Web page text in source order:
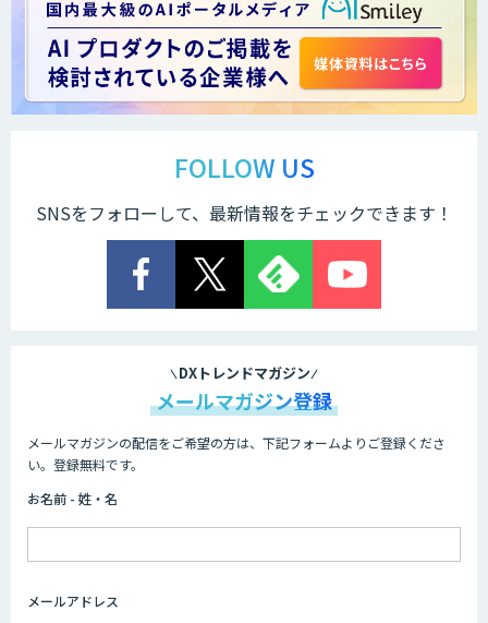
ローカル対応文書管理AIシステム
Galaxy-Eye Episode
図面検索AI
手書き・数式完全対応！超高精度”GenAI
画像解析・デジタルツイン領域のAI開発
FOLLOW US
SNSをフォローして、最新情報をチェックできます！
DXトレンドマガジン
メールマガジン登録
メールマガジンの配信をご希望の方は、下記フォームよりご登録くださ
い。登録無料です。
お名前 - 姓・名
メールアドレス